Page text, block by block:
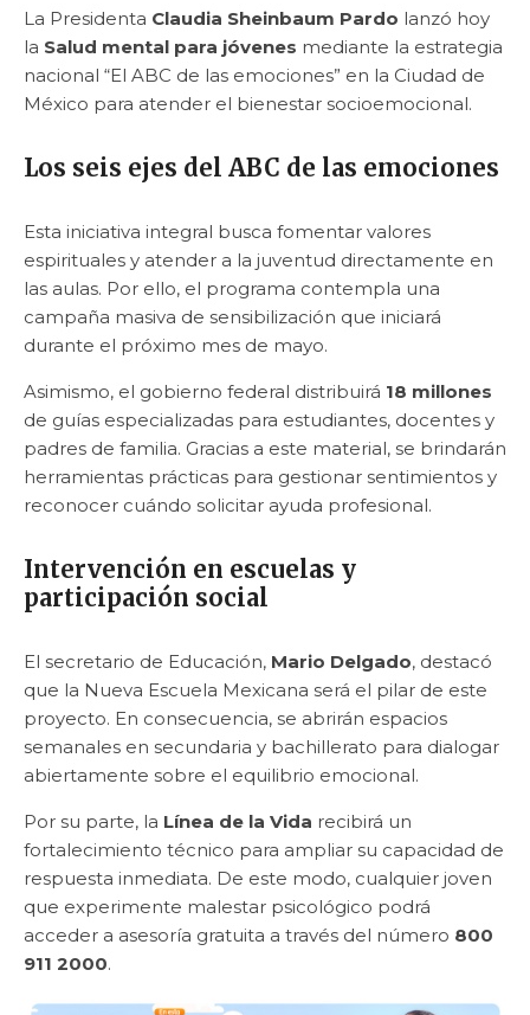
La Presidenta Claudia Sheinbaum Pardo lanzó hoy
la Salud mental para jóvenes mediante la estrategia
nacional “El ABC de las emociones” en la Ciudad de
México para atender el bienestar socioemocional.
Los seis ejes del ABC de las emociones
Esta iniciativa integral busca fomentar valores
espirituales y atender a la juventud directamente en
las aulas. Por ello, el programa contempla una
campaña masiva de sensibilización que iniciará
durante el próximo mes de mayo.
Asimismo, el gobierno federal distribuirá 18 millones
de guías especializadas para estudiantes, docentes y
padres de familia. Gracias a este material, se brindarán
herramientas prácticas para gestionar sentimientos y
reconocer cuándo solicitar ayuda profesional.
Intervención en escuelas y
participación social
El secretario de Educación, Mario Delgado, destacó
que la Nueva Escuela Mexicana será el pilar de este
proyecto. En consecuencia, se abrirán espacios
semanales en secundaria y bachillerato para dialogar
abiertamente sobre el equilibrio emocional.
Por su parte, la Línea de la Vida recibirá un
fortalecimiento técnico para ampliar su capacidad de
respuesta inmediata. De este modo, cualquier joven
que experimente malestar psicológico podrá
acceder a asesoría gratuita a través del número 800
911 2000.